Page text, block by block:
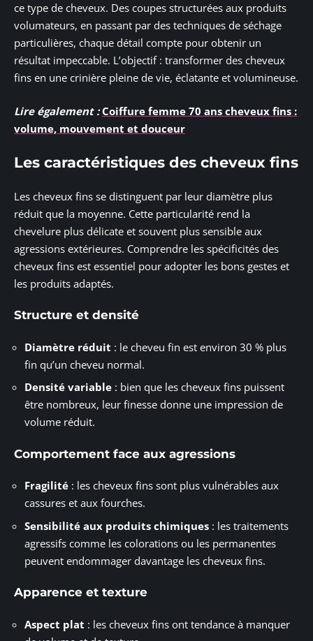
ce type de cheveux. Des coupes structurées aux produits
volumateurs, en passant par des techniques de séchage
particulières, chaque détail compte pour obtenir un
résultat impeccable. L’objectif : transformer des cheveux
fins en une crinière pleine de vie, éclatante et volumineuse.
Lire également : Coiffure femme 70 ans cheveux fins :
volume, mouvement et douceur
Les caractéristiques des cheveux fins
Les cheveux fins se distinguent par leur diamètre plus
réduit que la moyenne. Cette particularité rend la
chevelure plus délicate et souvent plus sensible aux
agressions extérieures. Comprendre les spécificités des
cheveux fins est essentiel pour adopter les bons gestes et
les produits adaptés.
Structure et densité
Diamètre réduit : le cheveu fin est environ 30 % plus
fin qu’un cheveu normal.
Densité variable : bien que les cheveux fins puissent
être nombreux, leur finesse donne une impression de
volume réduit.
Comportement face aux agressions
Fragilité : les cheveux fins sont plus vulnérables aux
cassures et aux fourches.
Sensibilité aux produits chimiques : les traitements
agressifs comme les colorations ou les permanentes
peuvent endommager davantage les cheveux fins.
Apparence et texture
Aspect plat : les cheveux fins ont tendance à manquer